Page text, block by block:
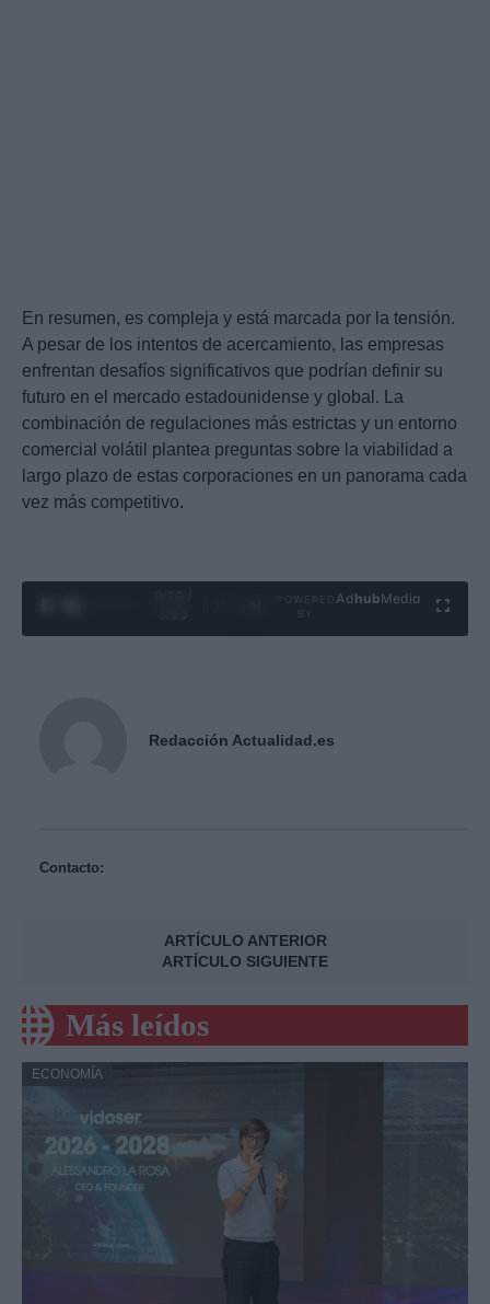
En resumen, es compleja y está marcada por la tensión.
A pesar de los intentos de acercamiento, las empresas
enfrentan desafíos significativos que podrían definir su
futuro en el mercado estadounidense y global. La
combinación de regulaciones más estrictas y un entorno
comercial volátil plantea preguntas sobre la viabilidad a
largo plazo de estas corporaciones en un panorama cada
vez más competitivo.
Ad hubMedia
Redacción Actualidad.es
Contacto:
ARTÍCULO ANTERIOR
ARTÍCULO SIGUIENTE
Más leídos
ECONOMÍA